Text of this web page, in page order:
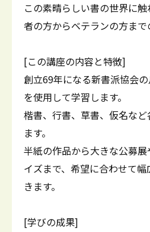
この素晴らしい書の世界に
者の方からベテランの方まで
[この講座の内容と特徴]
創立69年になる新書派協会
を使用して学習します。
楷書、行書、草書、仮名な
ます。
半紙の作品から大きな公募
イズまで、希望に合わせて
きます。
[学びの成果]